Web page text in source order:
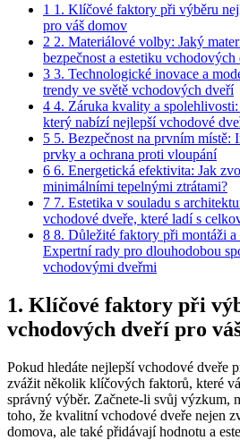
1 1. Klíčové faktory při výběru
pro váš domov
2 2. Materiálové volby: Jaký
bezpečnost​ a estetiku vchodových⁢
3 3. Technologické inovace a
trendy ve světě vchodových dveří
4 4. Záruka kvality a⁣
který nabízí nejlepší ⁣vchodové‍
5 5. Bezpečnost na​ prvním místě:
prvky a ochrana proti ⁢vloupání
6 6. Energetická efektivita:⁤ Jak
minimálními tepelnými ztrátami?
7 7. Estetika v‌ souladu ⁤s
vchodové dveře, které ladí ⁢s
8 8. Důležité faktory při montáži
Expertní rady pro dlouhodobou
vchodovými dveřmi
1. Klíčové faktory při
vchodových dveří pro
Pokud hledáte nejlepší vchodové dveře
zvážit několik ​klíčových faktorů, které
správný výběr. Začnete-li svůj výzkum,
toho, že kvalitní vchodové dveře nejen
domova, ale také přidávají⁣ hodnotu a